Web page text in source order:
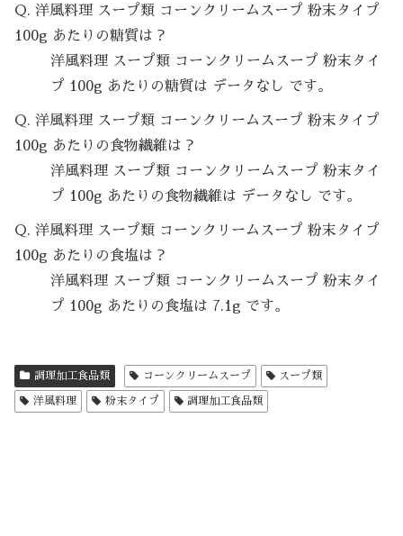
Q. 洋風料理 スープ類 コーンクリームスープ 粉末タイプ
100g あたりの糖質は？
洋風料理 スープ類 コーンクリームスープ 粉末タイ
プ 100g あたりの糖質は データなし です。
Q. 洋風料理 スープ類 コーンクリームスープ 粉末タイプ
100g あたりの食物繊維は？
洋風料理 スープ類 コーンクリームスープ 粉末タイ
プ 100g あたりの食物繊維は データなし です。
Q. 洋風料理 スープ類 コーンクリームスープ 粉末タイプ
100g あたりの食塩は？
洋風料理 スープ類 コーンクリームスープ 粉末タイ
プ 100g あたりの食塩は 7.1g です。
調理加工食品類 コーンクリームスープ スープ類
洋風料理 粉末タイプ 調理加工食品類